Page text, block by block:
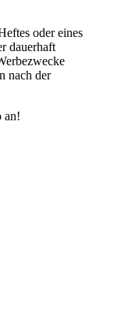
oder eines
dauerhaft
nach der
an!